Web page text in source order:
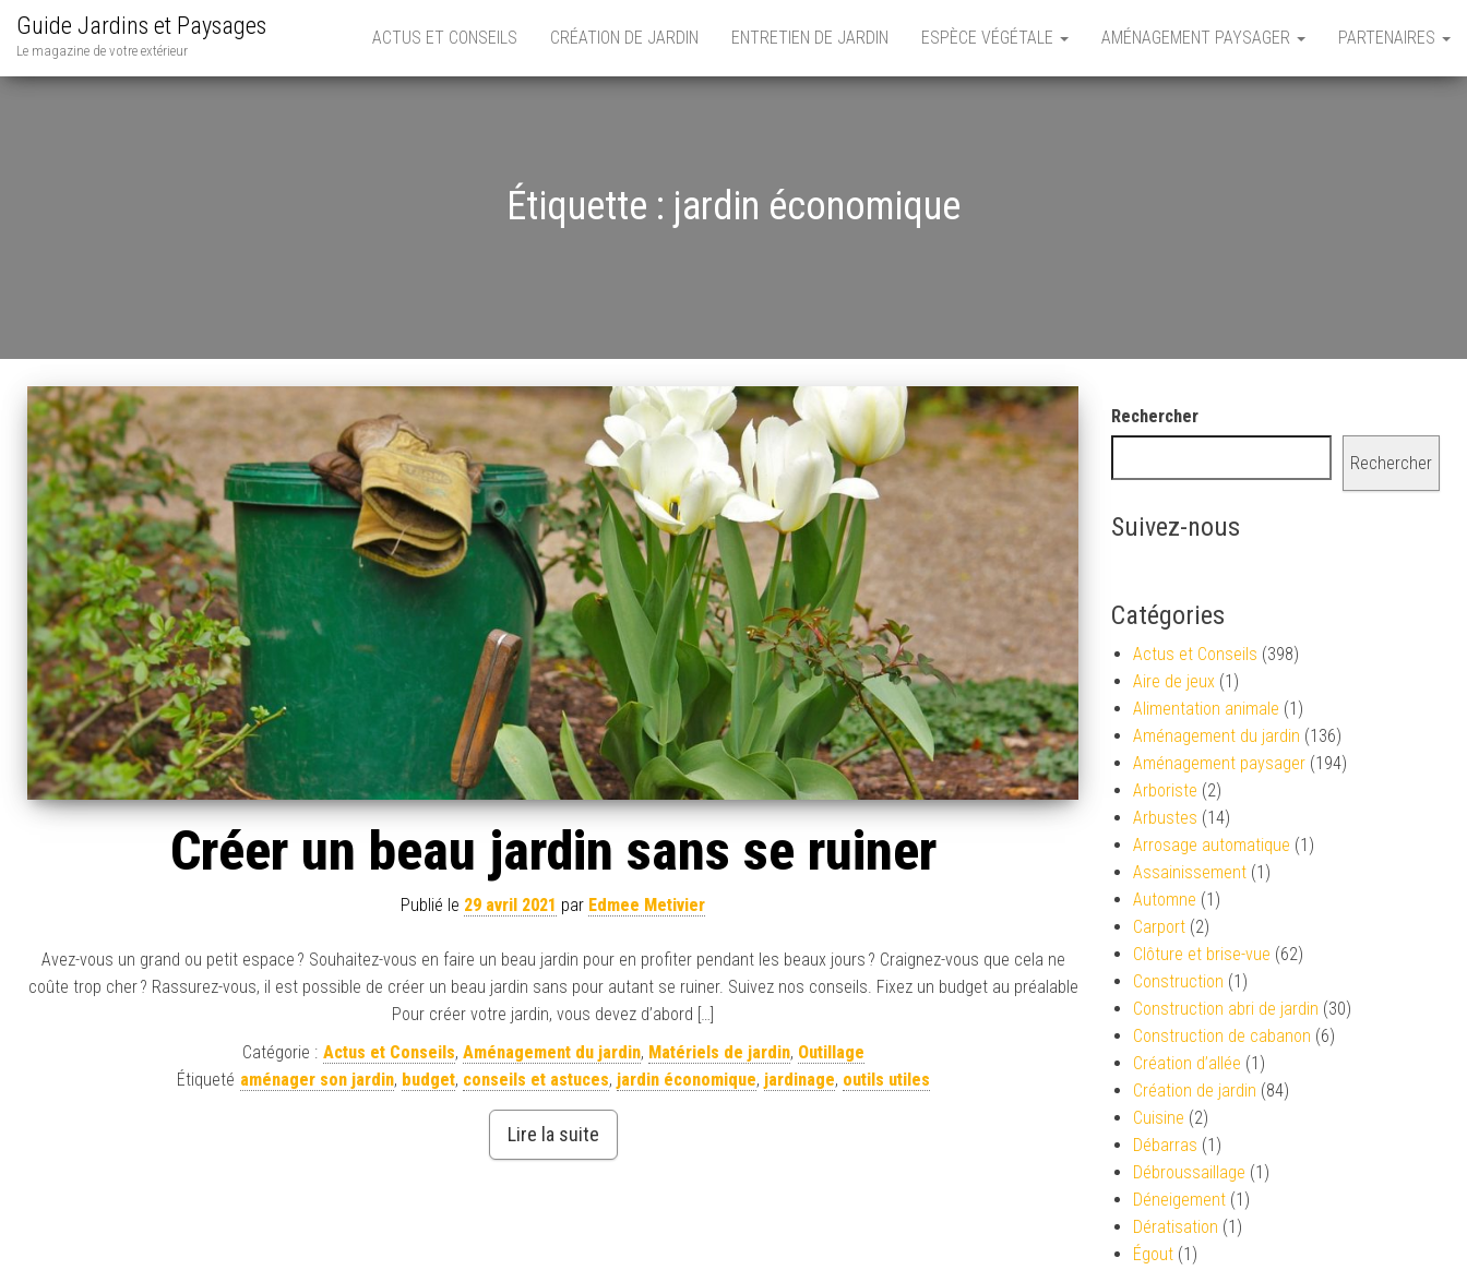
Guide Jardins et Paysages
Le magazine de votre extérieur
ACTUS ET CONSEILS CRÉATION DE JARDIN ENTRETIEN DE JARDIN ESPÈCE VÉGÉTALE AMÉNAGEMENT PAYSAGER PARTENAIRES
Étiquette : jardin économique
Créer un beau jardin sans se ruiner
Publié le 29 avril 2021 par Edmee Metivier
Avez-vous un grand ou petit espace ? Souhaitez-vous en faire un beau jardin pour en profiter pendant les beaux jours ? Craignez-vous que cela ne
coûte trop cher ? Rassurez-vous, il est possible de créer un beau jardin sans pour autant se ruiner. Suivez nos conseils. Fixez un budget au préalable
Pour créer votre jardin, vous devez d’abord […]
Catégorie : Actus et Conseils, Aménagement du jardin, Matériels de jardin, Outillage
Étiqueté aménager son jardin, budget, conseils et astuces, jardin économique, jardinage, outils utiles
Lire la suite
Rechercher
Rechercher
Suivez-nous
Catégories
Actus et Conseils (398)
Aire de jeux (1)
Alimentation animale (1)
Aménagement du jardin (136)
Aménagement paysager (194)
Arboriste (2)
Arbustes (14)
Arrosage automatique (1)
Assainissement (1)
Automne (1)
Carport (2)
Clôture et brise-vue (62)
Construction (1)
Construction abri de jardin (30)
Construction de cabanon (6)
Création d’allée (1)
Création de jardin (84)
Cuisine (2)
Débarras (1)
Débroussaillage (1)
Déneigement (1)
Dératisation (1)
Égout (1)